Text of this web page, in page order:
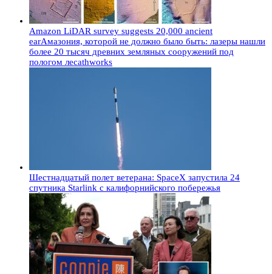
Amazon LiDAR survey suggests 20,000 ancient
earАмазония, которой не должно было быть: лазеры нашли
более 20 тысяч древних земляных сооружений под
пологом лесаthworks
Шестнадцатый полет ветерана: SpaceX запустила 24
спутника Starlink с калифорнийского побережья